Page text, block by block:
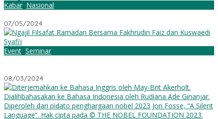
Kabar, Nasional
07/05/2024
Event, Seminar
08/03/2024